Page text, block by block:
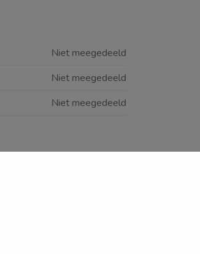
Niet meegedeeld
Niet meegedeeld
Niet meegedeeld